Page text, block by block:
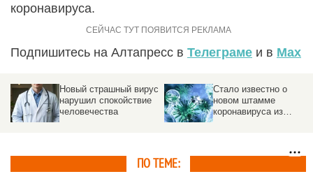
коронавируса.
Подпишитесь на Алтапресс в Телеграме и в Max
Новый страшный вирус
нарушил спокойствие
человечества
Стало известно о
новом штамме
коронавируса из
ПО ТЕМЕ: